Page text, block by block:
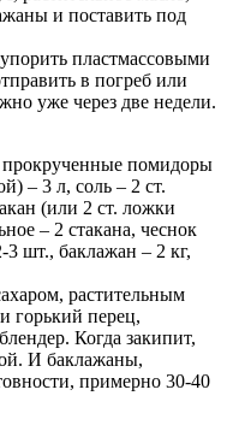
и поставить под
пластмассовыми
в погреб или
уже через две недели.
помидоры
– 3 л, соль – 2 ст.
(или 2 ст. ложки
– 2 стакана, чеснок
шт., баклажан – 2 кг,
растительным
горький перец,
Когда закипит,
И баклажаны,
примерно 30-40